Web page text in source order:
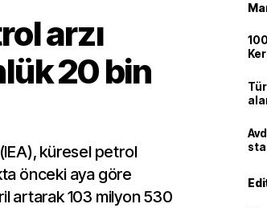
arzı
20 bin
(IEA), küresel petrol
önceki aya göre
artarak 103 milyon 530